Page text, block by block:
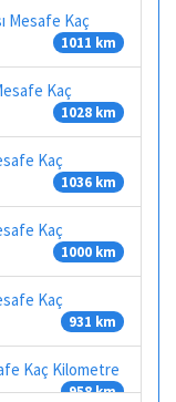
Mesafe Kaç
1011 km
Kaç
1028 km
Kaç
1036 km
Kaç
1000 km
Kaç
931 km
Kaç Kilometre
958 km